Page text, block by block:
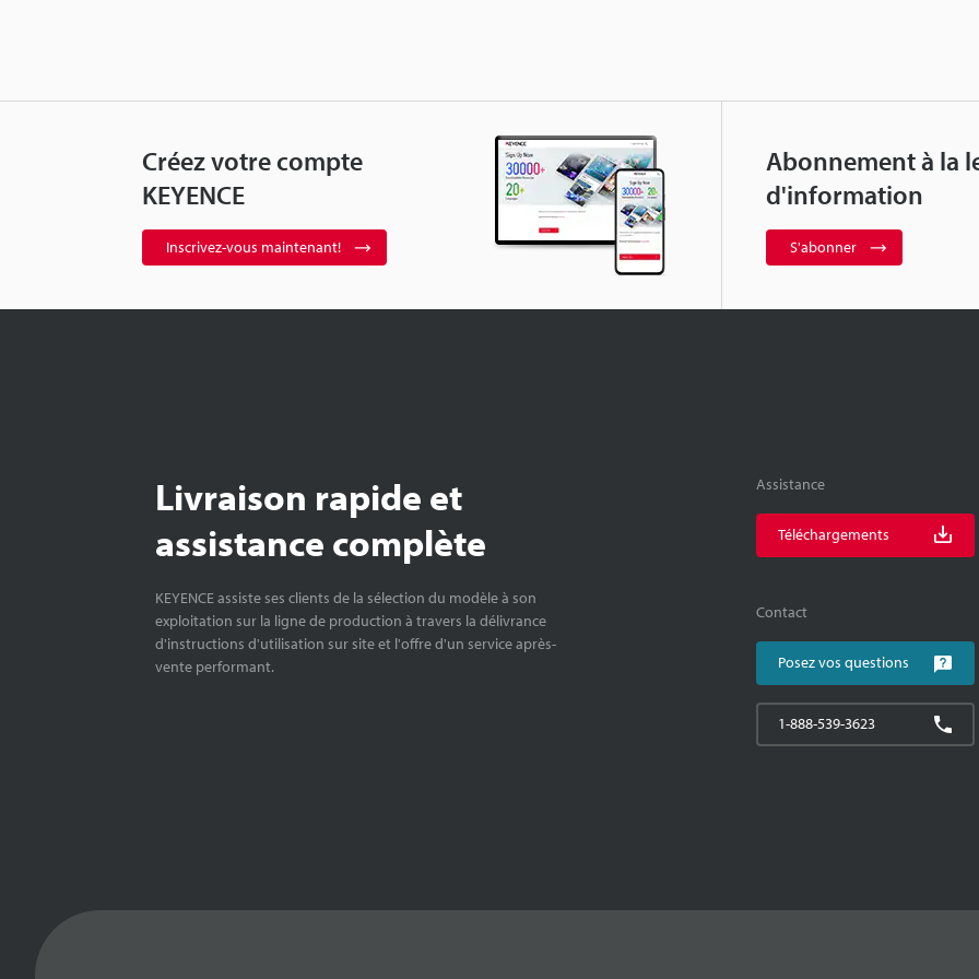
Créez votre compte
KEYENCE
Inscrivez-vous maintenant!
Abonnement à la
d'information
S'abonner
Livraison rapide et
assistance complète
KEYENCE assiste ses clients de la sélection du modèle à son
exploitation sur la ligne de production à travers la délivrance
d'instructions d'utilisation sur site et l'offre d'un service après-
vente performant.
Assistance
Téléchargements
Contact
Posez vos questions
1-888-539-3623